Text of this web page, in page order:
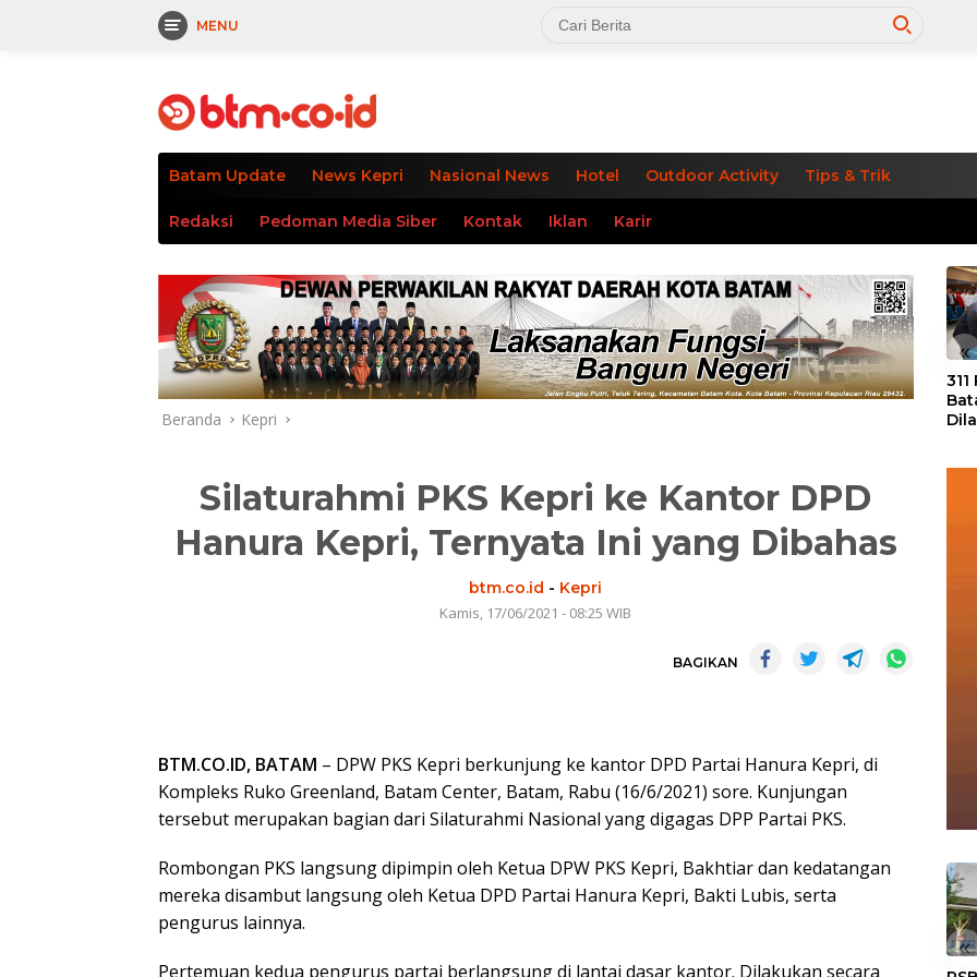
MENU
Batam Update News Kepri Nasional News Hotel Outdoor Activity Tips & Trik
Redaksi Pedoman Media Siber Kontak Iklan Karir
Beranda Kepri
Silaturahmi PKS Kepri ke Kantor DPD
Hanura Kepri, Ternyata Ini yang Dibahas
btm.co.id - Kepri
Kamis, 17/06/2021 - 08:25 WIB
BAGIKAN
BTM.CO.ID, BATAM – DPW PKS Kepri berkunjung ke kantor DPD Partai Hanura Kepri, di
Kompleks Ruko Greenland, Batam Center, Batam, Rabu (16/6/2021) sore. Kunjungan
tersebut merupakan bagian dari Silaturahmi Nasional yang digagas DPP Partai PKS.
Rombongan PKS langsung dipimpin oleh Ketua DPW PKS Kepri, Bakhtiar dan kedatangan
mereka disambut langsung oleh Ketua DPD Partai Hanura Kepri, Bakti Lubis, serta
pengurus lainnya.
Pertemuan kedua pengurus partai berlangsung di lantai dasar kantor. Dilakukan secara
«
«